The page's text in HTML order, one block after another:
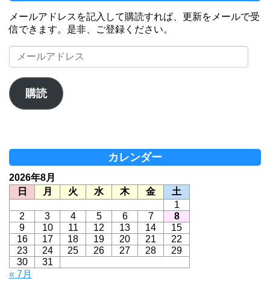
メールアドレスを記入して購読すれば、更新をメールで受
信できます。是非、ご登録ください。
メ
ー
ア
ド
購読
カレンダー
2026年8月
日
月 火 水 木 金
土
1
2
3 4 5 6 7
8
9
10 11 12 13 14
15
16
17 18 19 20 21
22
23
24 25 26 27 28
29
30
31
« 7月